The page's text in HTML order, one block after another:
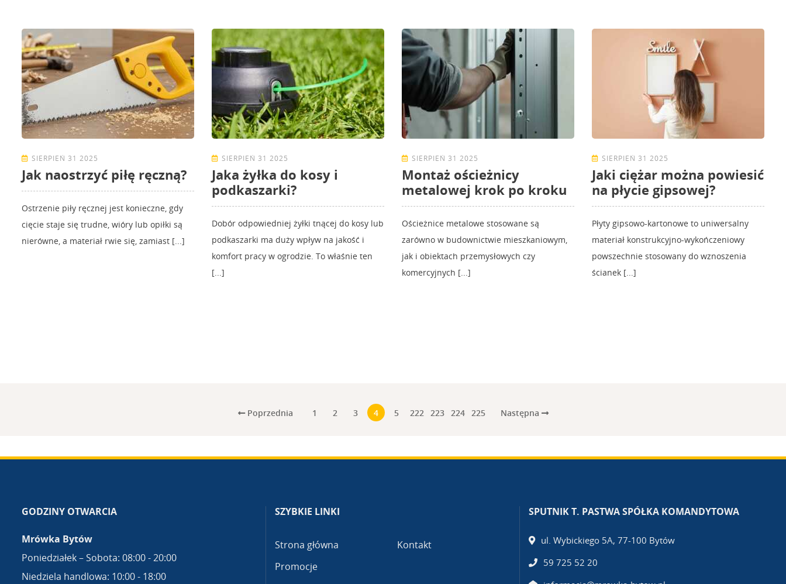
SIERPIEŃ 31 2025
Jak naostrzyć piłę ręczną?
Ostrzenie piły ręcznej jest konieczne, gdy
cięcie staje się trudne, wióry lub opiłki są
nierówne, a materiał rwie się, zamiast [...]
SIERPIEŃ 31 2025
Jaka żyłka do kosy i
podkaszarki?
Dobór odpowiedniej żyłki tnącej do kosy lub
podkaszarki ma duży wpływ na jakość i
komfort pracy w ogrodzie. To właśnie ten
[...]
SIERPIEŃ 31 2025
Montaż ościeżnicy
metalowej krok po kroku
Ościeżnice metalowe stosowane są
zarówno w budownictwie mieszkaniowym,
jak i obiektach przemysłowych czy
komercyjnych [...]
SIERPIEŃ 31 2025
Jaki ciężar można powiesić
na płycie gipsowej?
Płyty gipsowo-kartonowe to uniwersalny
materiał konstrukcyjno-wykończeniowy
powszechnie stosowany do wznoszenia
ścianek [...]
Poprzednia 1 2 3 4 5 222 223 224 225 Następna
GODZINY OTWARCIA
Mrówka Bytów
Poniedziałek – Sobota: 08:00 - 20:00
Niedziela handlowa: 10:00 - 18:00
SZYBKIE LINKI
Strona główna
Promocje
Kontakt
SPUTNIK T. PASTWA SPÓŁKA KOMANDYTOWA
ul. Wybickiego 5A, 77-100 Bytów
59 725 52 20